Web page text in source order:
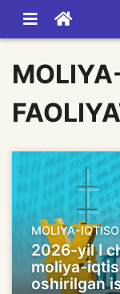
MOLIYA-
2026-yil I
moliya-
oshirilgan